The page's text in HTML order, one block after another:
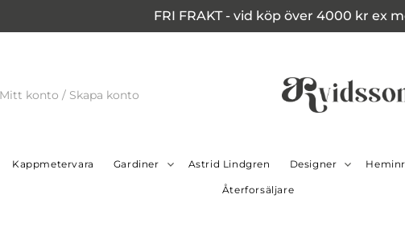
FRI FRAKT - vid köp över 4000 kr ex
Mitt konto / Skapa konto
Kappmetervara Gardiner Astrid Lindgren Designer
Återforsäljare